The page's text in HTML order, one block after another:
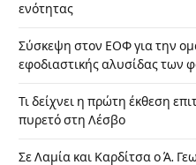
ενότητας
Σύσκεψη στον ΕΟΦ για την
εφοδιαστικής αλυσίδας των
Τι δείχνει η πρώτη έκθεση
πυρετό στη Λέσβο
Σε Λαμία και Καρδίτσα ο Ά.